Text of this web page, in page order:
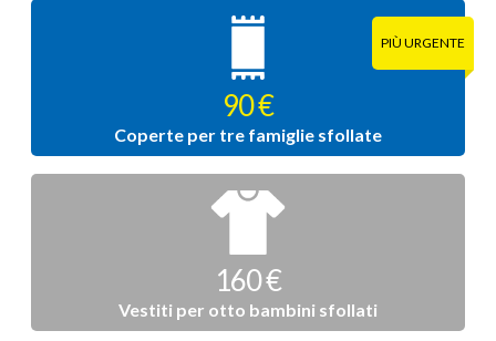
90 €
Coperte per tre famiglie sfollate
160 €
Vestiti per otto bambini sfollati